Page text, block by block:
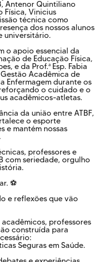
Antenor Quintiliano
Física, Vinicius
técnica como
dos nossos alunos
universitário.
o apoio essencial da
de Educação Física,
e da Prof.ª Esp. Fabia
Acadêmica de
Enfermagem durante os
o cuidado e o
acadêmicos-atletas.
da união entre ATBF,
o esporte
e mantém nossas
professores e
com seriedade, orgulho
⚽
e reflexões que vão
acadêmicos, professores
construída para
Seguras em Saúde.